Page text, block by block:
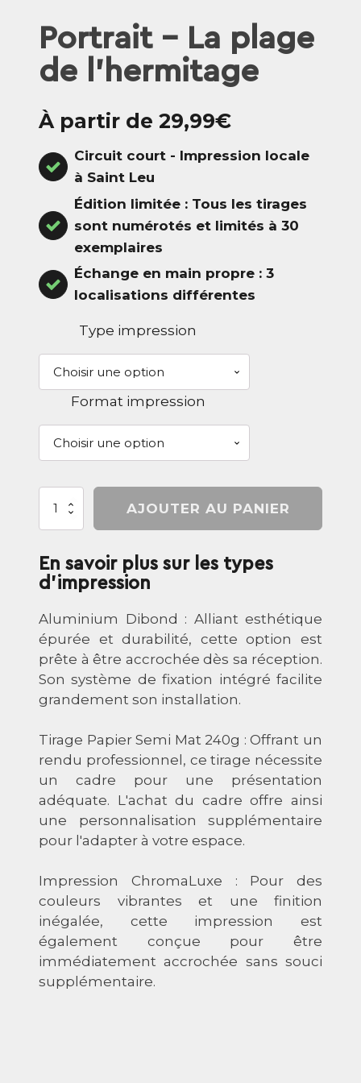
Portrait - La plage
de l'hermitage
À partir de 29,99€
Circuit court - Impression locale
à Saint Leu
Édition limitée : Tous les tirages
sont numérotés et limités à 30
exemplaires
Échange en main propre : 3
localisations différentes
Type impression
Format impression
quantité
Portrait
La
plage
de
AJOUTER AU PANIER
En savoir plus sur les types
d'impression
Aluminium Dibond : Alliant esthétique
épurée et durabilité, cette option est
prête à être accrochée dès sa réception.
Son système de fixation intégré facilite
grandement son installation.
Tirage Papier Semi Mat 240g : Offrant un
rendu professionnel, ce tirage nécessite
un cadre pour une présentation
adéquate. L'achat du cadre offre ainsi
une personnalisation supplémentaire
pour l'adapter à votre espace.
Impression ChromaLuxe : Pour des
couleurs vibrantes et une finition
inégalée, cette impression est
également conçue pour être
immédiatement accrochée sans souci
supplémentaire.